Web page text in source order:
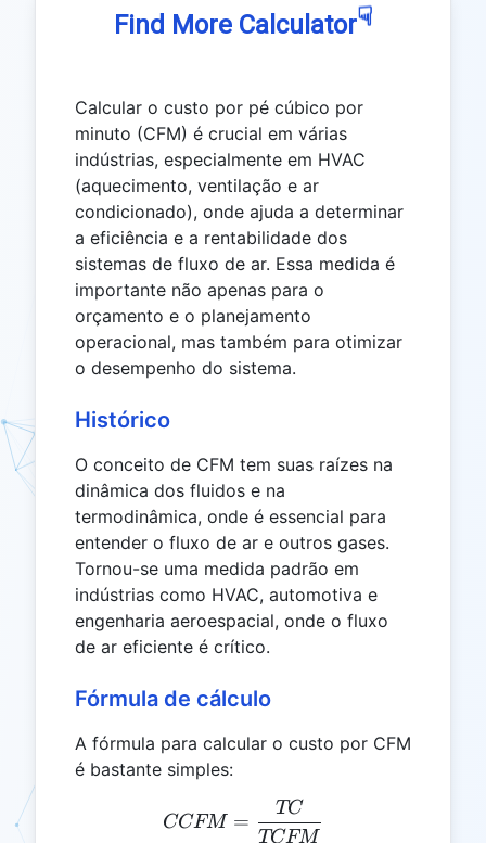
Find More Calculator☟
Calcular o custo por pé cúbico por
minuto (CFM) é crucial em várias
indústrias, especialmente em HVAC
(aquecimento, ventilação e ar
condicionado), onde ajuda a determinar
a eficiência e a rentabilidade dos
sistemas de fluxo de ar. Essa medida é
importante não apenas para o
orçamento e o planejamento
operacional, mas também para otimizar
o desempenho do sistema.
Histórico
O conceito de CFM tem suas raízes na
dinâmica dos fluidos e na
termodinâmica, onde é essencial para
entender o fluxo de ar e outros gases.
Tornou-se uma medida padrão em
indústrias como HVAC, automotiva e
engenharia aeroespacial, onde o fluxo
de ar eficiente é crítico.
Fórmula de cálculo
A fórmula para calcular o custo por CFM
é bastante simples:
CCFM =
CCFM =
TCFM
TC